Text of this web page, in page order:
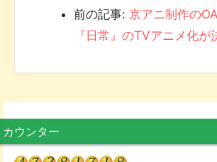
前の記事: 京アニ制作の
『日常』のTVアニメ化が
カウンター